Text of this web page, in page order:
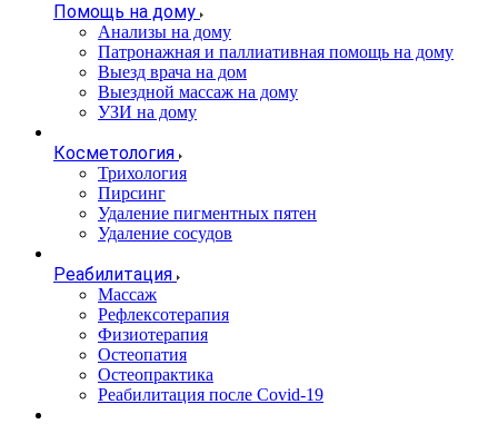
Помощь на дому
Анализы на дому
Патронажная и паллиативная помощь на дому
Выезд врача на дом
Выездной массаж на дому
УЗИ на дому
Косметология
Трихология
Пирсинг
Удаление пигментных пятен
Удаление сосудов
Реабилитация
Массаж
Рефлексотерапия
Физиотерапия
Остеопатия
Остеопрактика
Реабилитация после Covid-19